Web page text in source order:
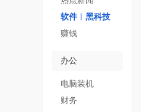
软件︱黑科技
赚钱
办公
电脑装机
财务